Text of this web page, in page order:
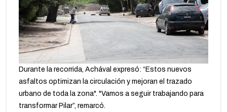
Durante la recorrida, Achával expresó: “Estos nuevos
asfaltos optimizan la circulación y mejoran el trazado
urbano de toda la zona". "Vamos a seguir trabajando para
transformar Pilar”, remarcó.